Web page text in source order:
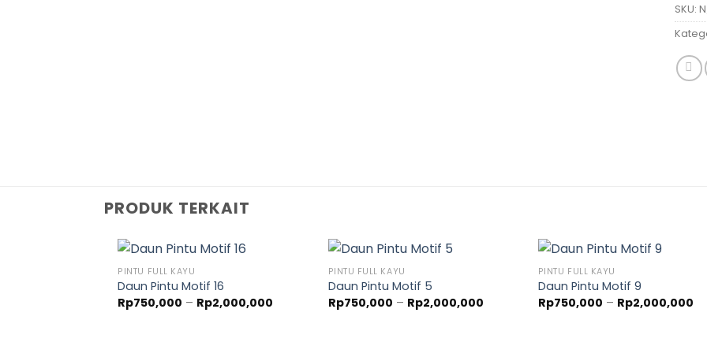
SKU:
PRODUK TERKAIT
PINTU FULL KAYU
Daun Pintu Motif 16
Rp750,000 – Rp2,000,000
PINTU FULL KAYU
Daun Pintu Motif 5
Rp750,000 – Rp2,000,000Rentang
PINTU FULL KAYU
Daun Pintu Motif 9
Rp750,000 – Rp2,000,000